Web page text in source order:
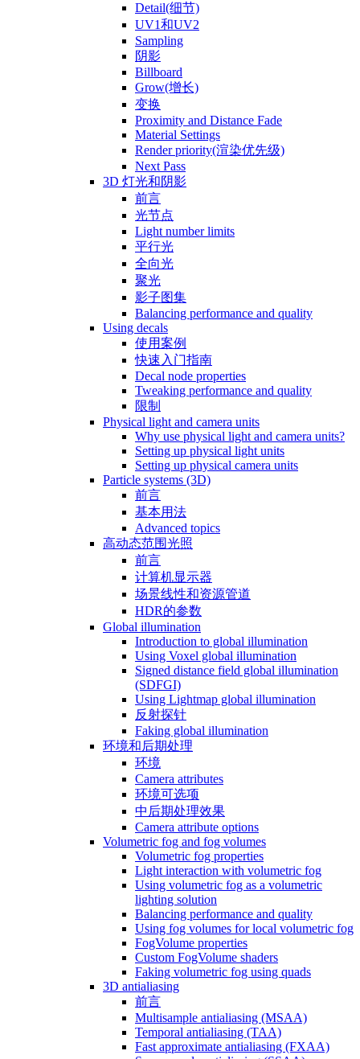
Detail(细节)
UV1和UV2
Sampling
阴影
Billboard
Grow(增长)
变换
Proximity and Distance Fade
Material Settings
Render priority(渲染优先级)
Next Pass
3D 灯光和阴影
前言
光节点
Light number limits
平行光
全向光
聚光
影子图集
Balancing performance and quality
Using decals
使用案例
快速入门指南
Decal node properties
Tweaking performance and quality
限制
Physical light and camera units
Why use physical light and camera units?
Setting up physical light units
Setting up physical camera units
Particle systems (3D)
前言
基本用法
Advanced topics
高动态范围光照
前言
计算机显示器
场景线性和资源管道
HDR的参数
Global illumination
Introduction to global illumination
Using Voxel global illumination
Signed distance field global illumination
(SDFGI)
Using Lightmap global illumination
反射探针
Faking global illumination
环境和后期处理
环境
Camera attributes
环境可选项
中后期处理效果
Camera attribute options
Volumetric fog and fog volumes
Volumetric fog properties
Light interaction with volumetric fog
Using volumetric fog as a volumetric
lighting solution
Balancing performance and quality
Using fog volumes for local volumetric fog
FogVolume properties
Custom FogVolume shaders
Faking volumetric fog using quads
3D antialiasing
前言
Multisample antialiasing (MSAA)
Temporal antialiasing (TAA)
Fast approximate antialiasing (FXAA)